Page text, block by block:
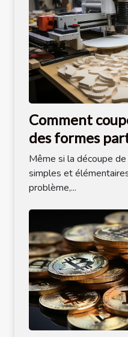
Comment
des formes
Même si la découpe
simples et
problème,...